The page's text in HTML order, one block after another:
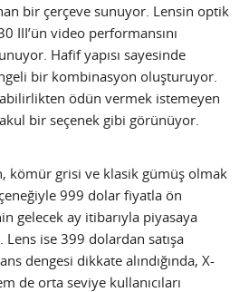
bir çerçeve sunuyor. Lensin optik
III’ün video performansını
Hafif yapısı sayesinde
bir kombinasyon oluşturuyor.
ödün vermek istemeyen
bir seçenek gibi görünüyor.
kömür grisi ve klasik gümüş olmak
999 dolar fiyatla ön
gelecek ay itibarıyla piyasaya
Lens ise 399 dolardan satışa
dengesi dikkate alındığında, X-
de orta seviye kullanıcıları